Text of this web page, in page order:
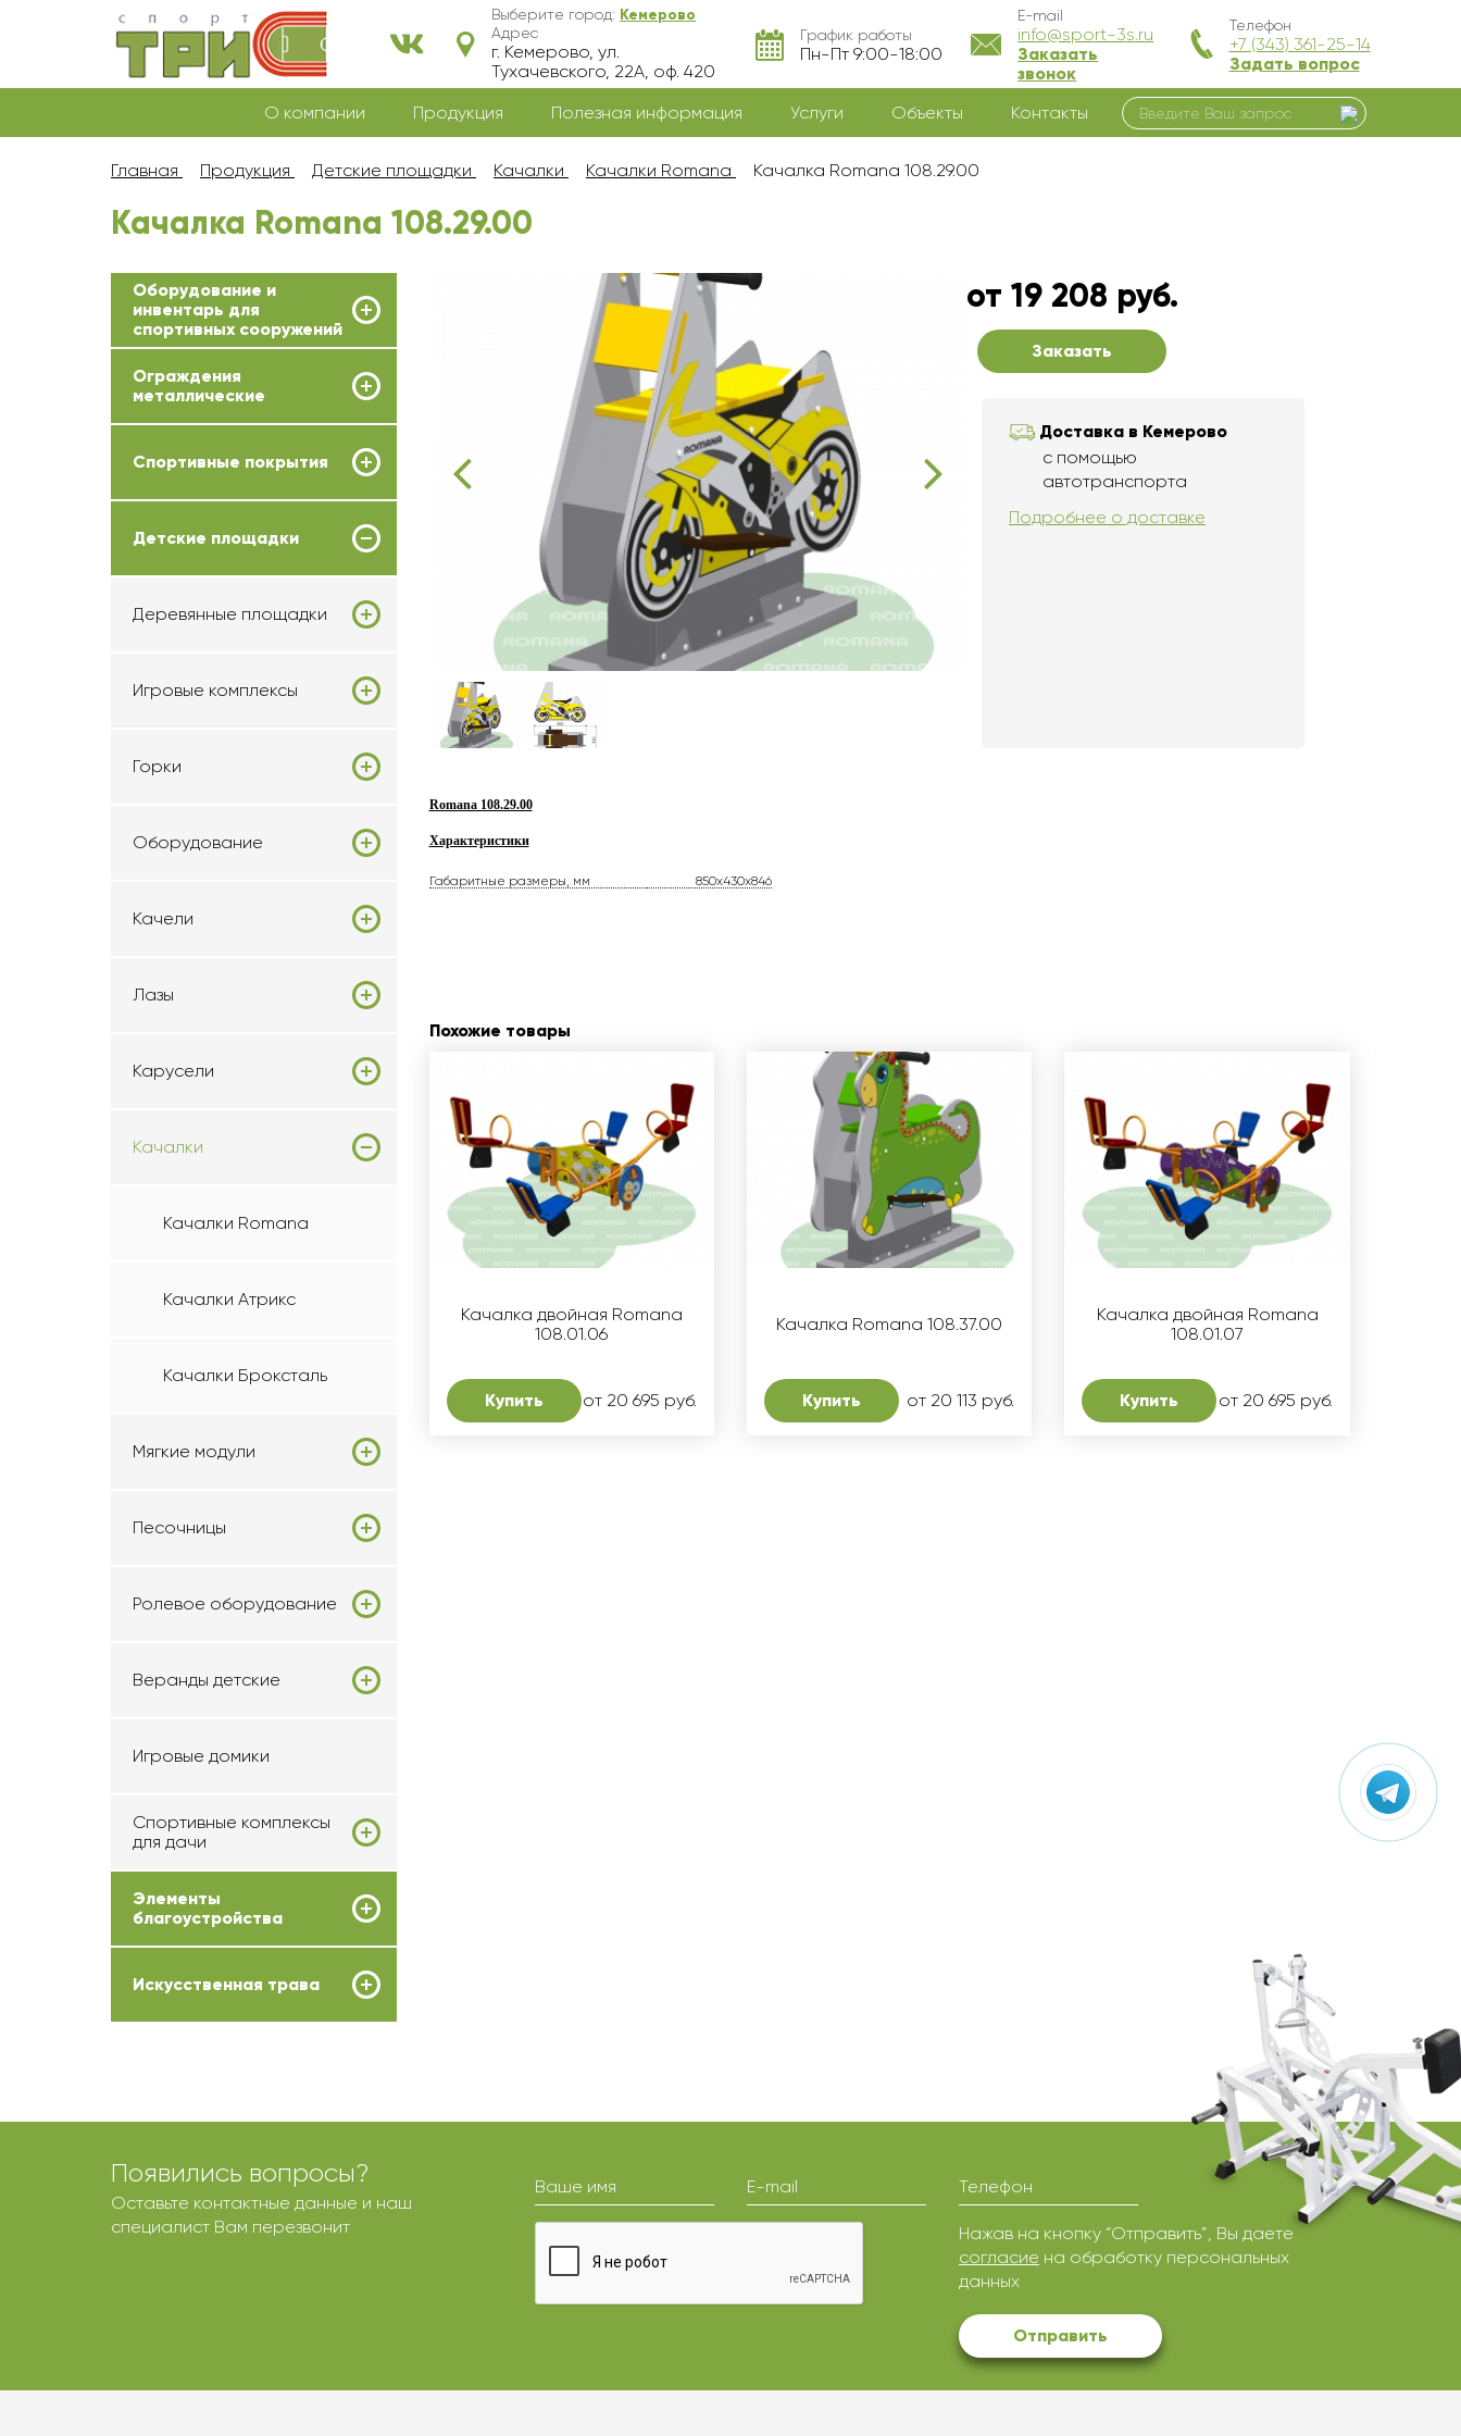
Выберите город: Кемерово
Адрес
г. Кемерово, ул.
Тухачевского, 22А, оф. 420
График работы
Пн-Пт 9:00-18:00
E-mail
info@sport-3s.ru
Заказать
звонок
Телефон
+7 (343) 361-25-14
Задать вопрос
О компании Продукция Полезная информация Услуги Объекты Контакты
Главная Продукция Детские площадки Качалки Качалки Romana Качалка Romana 108.29.00
Качалка Romana 108.29.00
Оборудование и
инвентарь для
спортивных сооружений
Ограждения
металлические
Спортивные покрытия
Детские площадки
Деревянные площадки
Игровые комплексы
Горки
Оборудование
Качели
Лазы
Карусели
Качалки
Качалки Romana
Качалки Атрикс
Качалки Броксталь
Мягкие модули
Песочницы
Ролевое оборудование
Веранды детские
Игровые домики
Спортивные комплексы
для дачи
Элементы
благоустройства
Искусственная трава
от 19 208 руб.
Заказать
Доставка в Кемерово
с помощью
автотранспорта
Подробнее о доставке
Romana 108.29.00
Характеристики
Габаритные размеры, мм 850x430x846
Похожие товары
Качалка двойная Romana
108.01.06
Купить от 20 695 руб.
Качалка Romana 108.37.00
Купить от 20 113 руб.
Качалка двойная Romana
108.01.07
Купить от 20 695 руб.
Появились вопросы?
Оставьте контактные данные и наш
специалист Вам перезвонит
Ваше имя E-mail Телефон
Нажав на кнопку “Отправить”, Вы даете
согласие на обработку персональных
данных
Отправить